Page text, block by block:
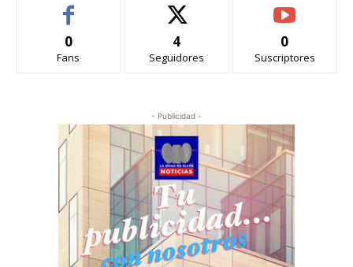
0
Fans
4
Seguidores
0
Suscriptores
- Publicidad -